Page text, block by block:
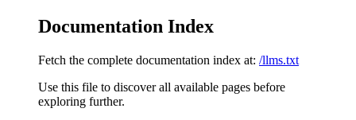
Documentation Index
Fetch the complete documentation index at: /llms.txt
Use this file to discover all available pages before
exploring further.